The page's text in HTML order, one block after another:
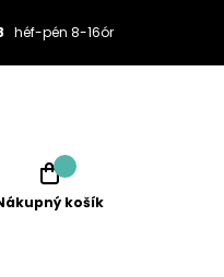
héf-pén 8-16ór
košík